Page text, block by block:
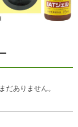
だありません。